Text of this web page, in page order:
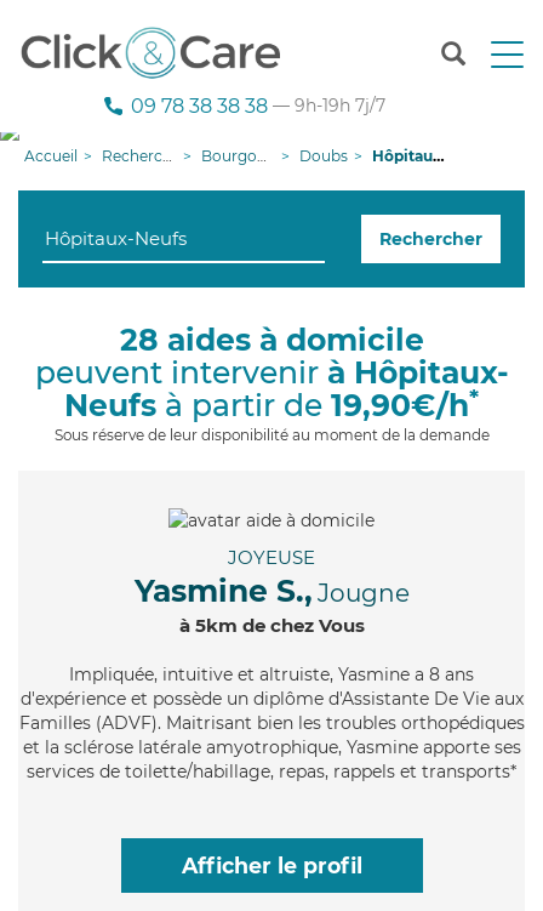
T
n
g
i
09 78 38 38 38 — 9h-19h 7j/7
Accueil Recherche aide à domicile Bourgogne-Franche-Comté Doubs Hôpitaux-Neufs
Rechercher
28 aides à domicile
peuvent intervenir à Hôpitaux-
Neufs à partir de 19,90€/h*
Sous réserve de leur disponibilité au moment de la demande
JOYEUSE
Yasmine S., Jougne
à 5km de chez Vous
Impliquée, intuitive et altruiste, Yasmine a 8 ans
d'expérience et possède un diplôme d'Assistante De Vie aux
Familles (ADVF). Maitrisant bien les troubles orthopédiques
et la sclérose latérale amyotrophique, Yasmine apporte ses
services de toilette/habillage, repas, rappels et transports*
Afficher le profil